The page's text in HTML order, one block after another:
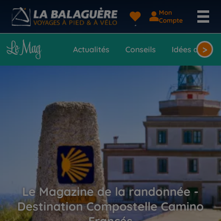
Mon
Compte
Actualités Conseils Idées de>
Le Magazine de la randonnée -
Destination Compostelle Camino